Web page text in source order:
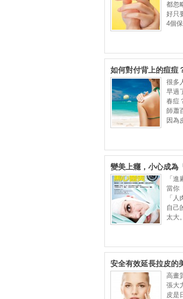
都忽
好只
4個
如何對付背上的痘痘
很多
早過
春痘
師蕭
因為
變美上癮，小心成為
「
當你
「
自己
太大
安全有效延長拉皮的
高畫
張大
皮是